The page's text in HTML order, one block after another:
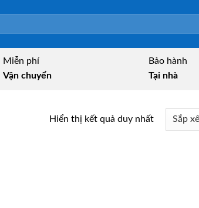
Miễn phí
Vận chuyển
Bảo hành
Tại nhà
Hiển thị kết quả duy nhất